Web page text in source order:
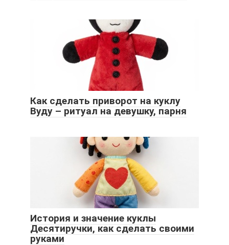
Как сделать приворот на куклу
Вуду – ритуал на девушку, парня
История и значение куклы
Десятиручки, как сделать своими
руками